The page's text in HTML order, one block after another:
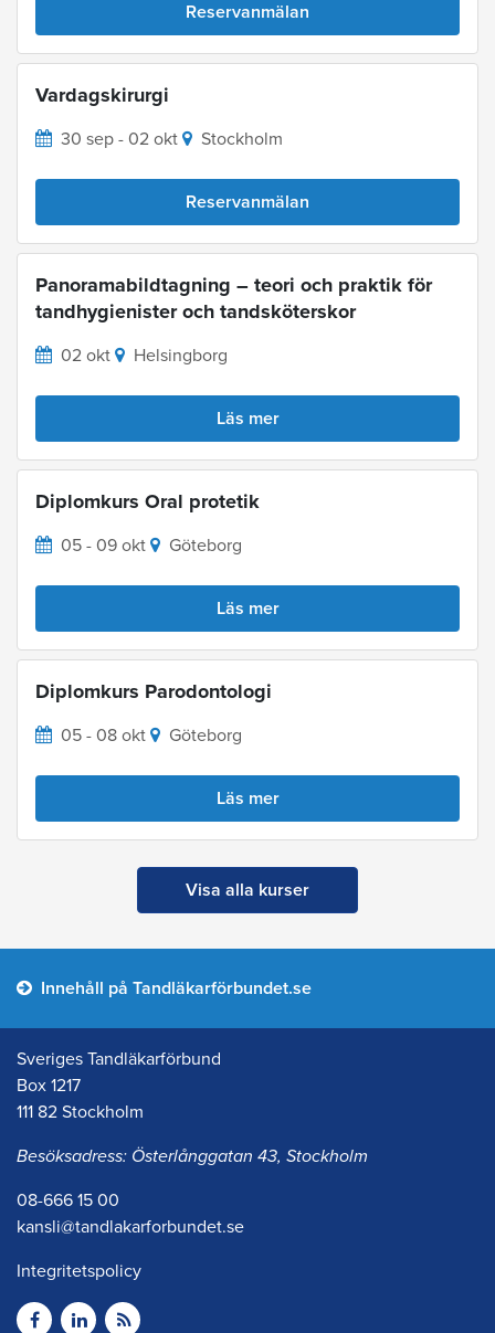
Reservanmälan
Vardagskirurgi
30 sep - 02 okt Stockholm
Reservanmälan
Panoramabildtagning – teori och praktik för
tandhygienister och tandsköterskor
02 okt Helsingborg
Läs mer
Diplomkurs Oral protetik
05 - 09 okt Göteborg
Läs mer
Diplomkurs Parodontologi
05 - 08 okt Göteborg
Läs mer
Visa alla kurser
Innehåll på Tandläkarförbundet.se
Sveriges Tandläkarförbund
Box 1217
111 82 Stockholm
Besöksadress: Österlånggatan 43, Stockholm
08-666 15 00
kansli@tandlakarforbundet.se
Integritetspolicy